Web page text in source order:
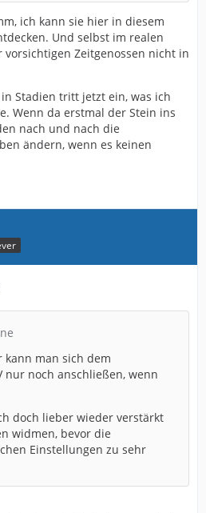
ich kann sie hier in diesem
Und selbst im realen
Zeitgenossen nicht in
Stadien tritt jetzt ein, was ich
Wenn da erstmal der Stein ins
nach und nach die
ändern, wenn es keinen
kann man sich dem
nur noch anschließen, wenn
doch lieber wieder verstärkt
widmen, bevor die
Einstellungen zu sehr